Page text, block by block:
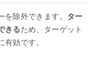
除外できます。 ター
きるため、ターゲット
有効です。